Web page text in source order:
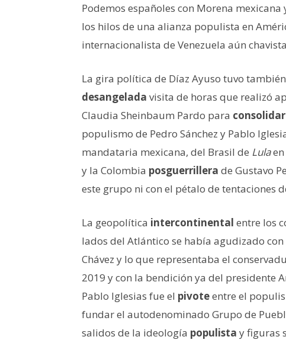
Podemos españoles con Morena mexicana
los hilos de una alianza populista en
internacionalista de Venezuela aún
La gira política de Díaz Ayuso tuvo
desangelada visita de horas que realizó
Claudia Sheinbaum Pardo para consolidar
populismo de Pedro Sánchez y Pablo
mandataria mexicana, del Brasil de Lulaen
y la Colombia posguerrillera de Gustavo
este grupo ni con el pétalo de tentaciones
La geopolítica intercontinental entre los
lados del Atlántico se había agudizado
Chávez y lo que representaba el
2019 y con la bendición ya del presidente
Pablo Iglesias fue el pivoteentre el
fundar el autodenominado Grupo de
salidos de la ideología populista y figuras